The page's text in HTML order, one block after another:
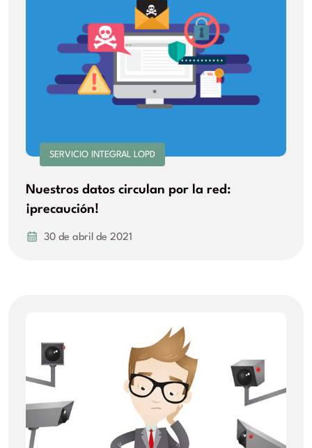
SERVICIO INTEGRAL LOPD
Nuestros datos circulan por la red:
¡precaución!
30 de abril de 2021